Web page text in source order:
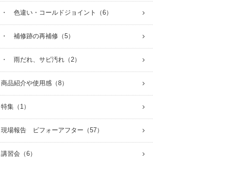
・ 色違い・コールドジョイント（6）
・ 補修跡の再補修（5）
・ 雨だれ、サビ汚れ（2）
商品紹介や使用感（8）
特集（1）
現場報告 ビフォーアフター（57）
講習会（6）